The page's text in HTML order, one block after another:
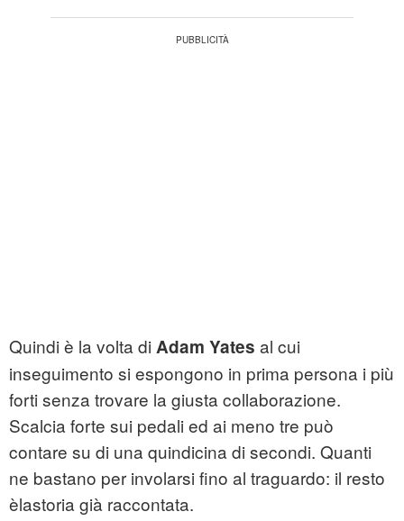
Quindi è la volta di Adam Yates al cui
inseguimento si espongono in prima persona i più
forti senza trovare la giusta collaborazione.
Scalcia forte sui pedali ed ai meno tre può
contare su di una quindicina di secondi. Quanti
ne bastano per involarsi fino al traguardo: il resto
èlastoria già raccontata.